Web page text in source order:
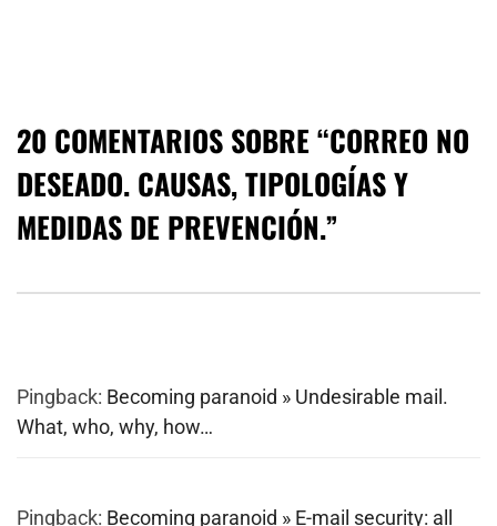
20 COMENTARIOS SOBRE “CORREO NO
DESEADO. CAUSAS, TIPOLOGÍAS Y
MEDIDAS DE PREVENCIÓN.”
Pingback: Becoming paranoid » Undesirable mail.
What, who, why, how…
Pingback: Becoming paranoid » E-mail security: all